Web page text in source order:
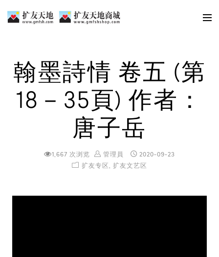
翰墨詩情 卷五 (第
18－35頁) 作者：
唐子岳
1,667 次浏览 管理員
2020-09-23
扩友专区, 扩友文艺区